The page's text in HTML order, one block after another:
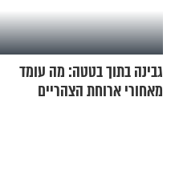
גבינה בתוך בטטה: מה עומד
מאחורי ארוחת הצהריים